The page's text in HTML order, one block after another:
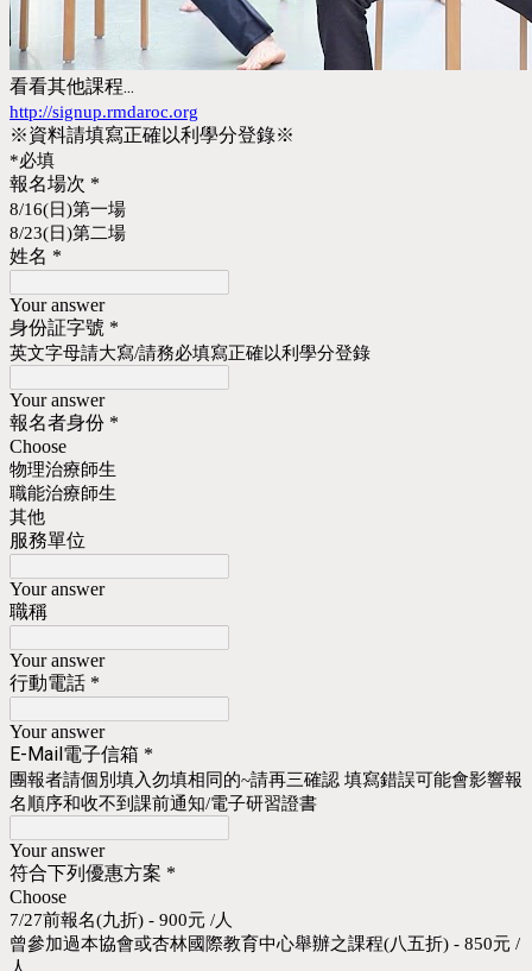
看看其他課程...
http://signup.rmdaroc.org
※資料請填寫正確以利學分登錄※
*必填
報名場次 *
8/16(日)第一場
8/23(日)第二場
姓名 *
Your answer
身份証字號 *
英文字母請大寫/請務必填寫正確以利學分登錄
Your answer
報名者身份 *
Choose
物理治療師生
職能治療師生
其他
服務單位
Your answer
職稱
Your answer
行動電話 *
Your answer
E-Mail電子信箱 *
團報者請個別填入勿填相同的~請再三確認 填寫錯誤可能會影響報
名順序和收不到課前通知/電子研習證書
Your answer
符合下列優惠方案 *
Choose
7/27前報名(九折) - 900元 /人
曾參加過本協會或杏林國際教育中心舉辦之課程(八五折) - 850元 /
人